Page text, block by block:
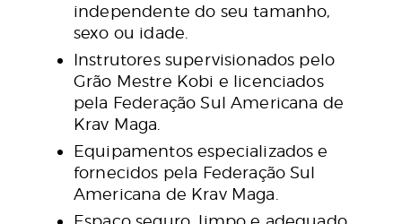
independente do seu tamanho,
sexo ou idade.
Instrutores supervisionados pelo
Grão Mestre Kobi e licenciados
pela Federação Sul Americana de
Krav Maga.
Equipamentos especializados e
fornecidos pela Federação Sul
Americana de Krav Maga.